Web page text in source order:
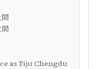
as Tiju Chengdu